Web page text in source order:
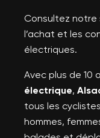
Consultez notre
l’achat et les
électriques.
Avec plus de 10
électrique,
tous les
hommes,